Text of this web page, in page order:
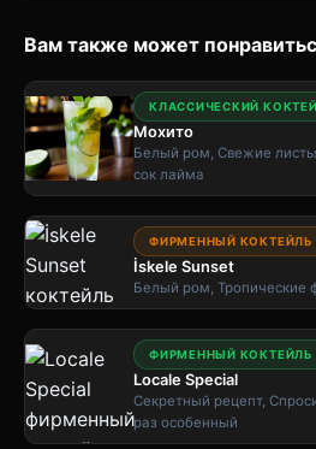
Вам также может
КЛАССИЧЕСКИЙ
Мохито
Белый ром, Свежие
сок лайма
ФИРМЕННЫЙ КОКТЕЙЛЬ
İskele Sunset
Белый ром, Тропические
ФИРМЕННЫЙ КОКТЕЙЛЬ
Locale Special
Секретный рецепт,
раз особенный